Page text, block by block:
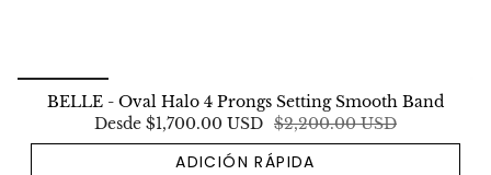
BELLE - Oval Halo 4 Prongs Setting Smooth Band
Desde $1,700.00 USD $2,200.00 USD
ADICIÓN RÁPIDA